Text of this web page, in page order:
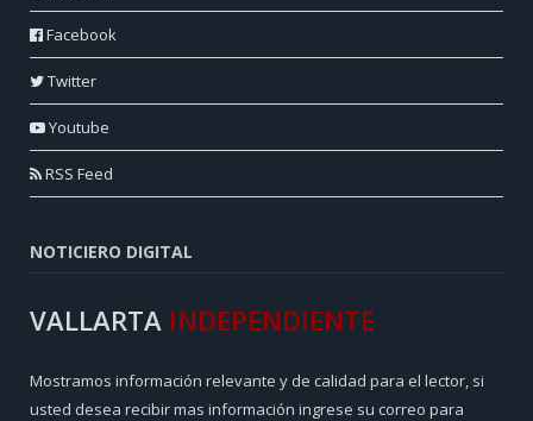
Facebook
Twitter
Youtube
RSS Feed
NOTICIERO DIGITAL
VALLARTA INDEPENDIENTE
Mostramos información relevante y de calidad para el lector, si
usted desea recibir mas información ingrese su correo para